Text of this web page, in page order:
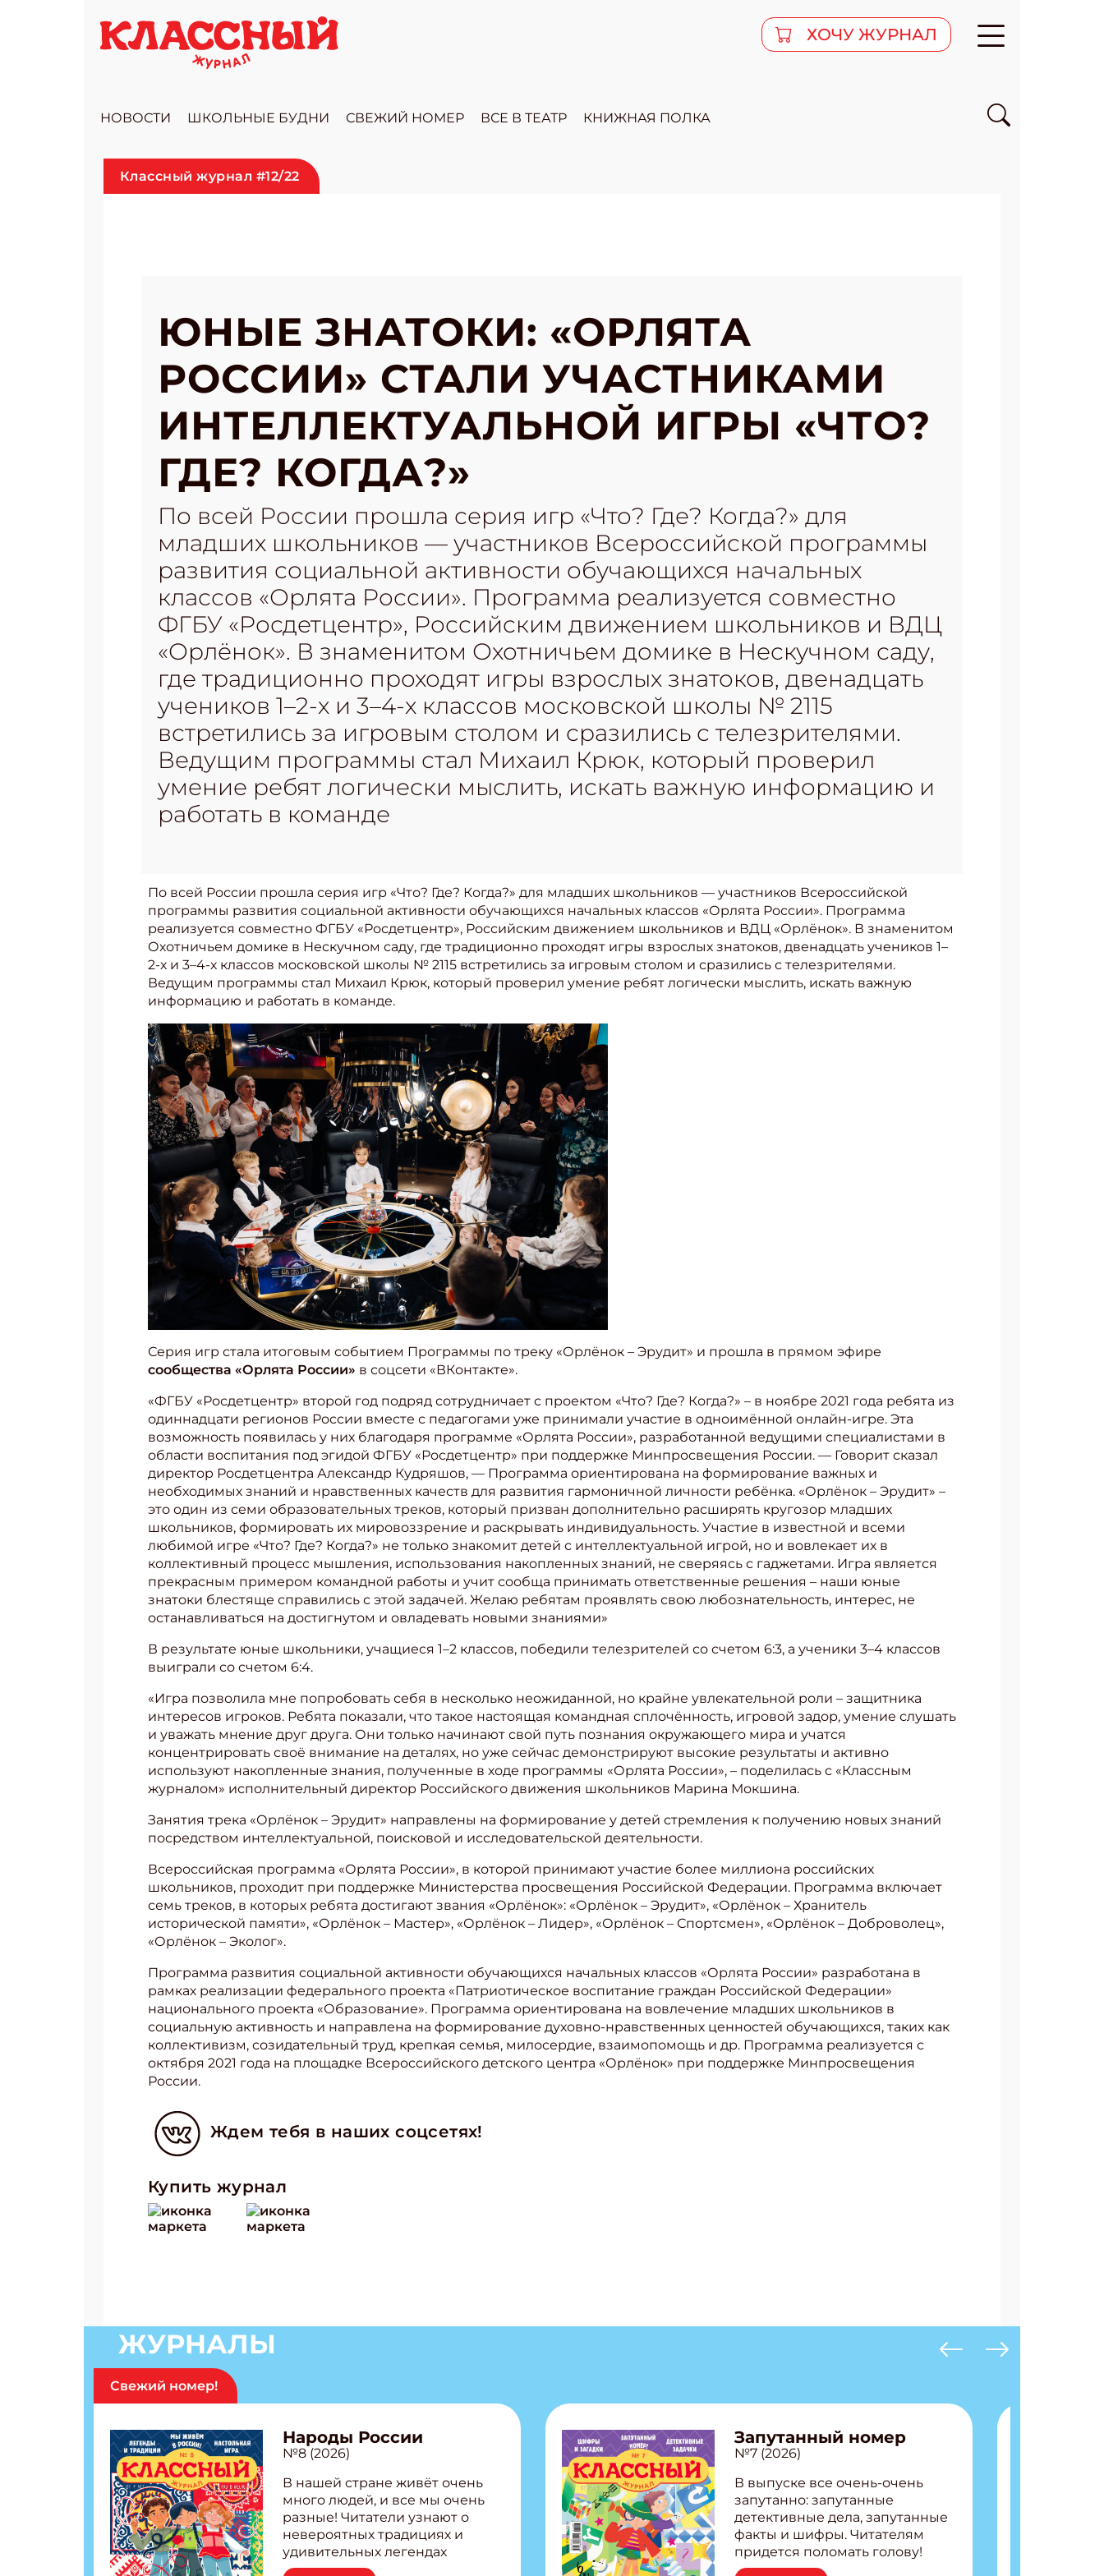
ХОЧУ ЖУРНАЛ
НОВОСТИ ШКОЛЬНЫЕ БУДНИ СВЕЖИЙ НОМЕР ВСЕ В ТЕАТР КНИЖНАЯ ПОЛКА
Классный журнал #12/22
ЮНЫЕ ЗНАТОКИ: «ОРЛЯТА
РОССИИ» СТАЛИ УЧАСТНИКАМИ
ИНТЕЛЛЕКТУАЛЬНОЙ ИГРЫ «ЧТО?
ГДЕ? КОГДА?»
По всей России прошла серия игр «Что? Где? Когда?» для
младших школьников — участников Всероссийской программы
развития социальной активности обучающихся начальных
классов «Орлята России». Программа реализуется совместно
ФГБУ «Росдетцентр», Российским движением школьников и ВДЦ
«Орлёнок». В знаменитом Охотничьем домике в Нескучном саду,
где традиционно проходят игры взрослых знатоков, двенадцать
учеников 1–2-х и 3–4-х классов московской школы № 2115
встретились за игровым столом и сразились с телезрителями.
Ведущим программы стал Михаил Крюк, который проверил
умение ребят логически мыслить, искать важную информацию и
работать в команде
По всей России прошла серия игр «Что? Где? Когда?» для младших школьников — участников Всероссийской
программы развития социальной активности обучающихся начальных классов «Орлята России». Программа
реализуется совместно ФГБУ «Росдетцентр», Российским движением школьников и ВДЦ «Орлёнок». В знаменитом
Охотничьем домике в Нескучном саду, где традиционно проходят игры взрослых знатоков, двенадцать учеников 1–
2-х и 3–4-х классов московской школы № 2115 встретились за игровым столом и сразились с телезрителями.
Ведущим программы стал Михаил Крюк, который проверил умение ребят логически мыслить, искать важную
информацию и работать в команде.
Серия игр стала итоговым событием Программы по треку «Орлёнок – Эрудит» и прошла в прямом эфире
сообщества «Орлята России» в соцсети «ВКонтакте».
«ФГБУ «Росдетцентр» второй год подряд сотрудничает с проектом «Что? Где? Когда?» – в ноябре 2021 года ребята из
одиннадцати регионов России вместе с педагогами уже принимали участие в одноимённой онлайн-игре. Эта
возможность появилась у них благодаря программе «Орлята России», разработанной ведущими специалистами в
области воспитания под эгидой ФГБУ «Росдетцентр» при поддержке Минпросвещения России. — Говорит сказал
директор Росдетцентра Александр Кудряшов, — Программа ориентирована на формирование важных и
необходимых знаний и нравственных качеств для развития гармоничной личности ребёнка. «Орлёнок – Эрудит» –
это один из семи образовательных треков, который призван дополнительно расширять кругозор младших
школьников, формировать их мировоззрение и раскрывать индивидуальность. Участие в известной и всеми
любимой игре «Что? Где? Когда?» не только знакомит детей с интеллектуальной игрой, но и вовлекает их в
коллективный процесс мышления, использования накопленных знаний, не сверяясь с гаджетами. Игра является
прекрасным примером командной работы и учит сообща принимать ответственные решения – наши юные
знатоки блестяще справились с этой задачей. Желаю ребятам проявлять свою любознательность, интерес, не
останавливаться на достигнутом и овладевать новыми знаниями»
В результате юные школьники, учащиеся 1–2 классов, победили телезрителей со счетом 6:3, а ученики 3–4 классов
выиграли со счетом 6:4.
«Игра позволила мне попробовать себя в несколько неожиданной, но крайне увлекательной роли – защитника
интересов игроков. Ребята показали, что такое настоящая командная сплочённость, игровой задор, умение слушать
и уважать мнение друг друга. Они только начинают свой путь познания окружающего мира и учатся
концентрировать своё внимание на деталях, но уже сейчас демонстрируют высокие результаты и активно
используют накопленные знания, полученные в ходе программы «Орлята России», – поделилась с «Классным
журналом» исполнительный директор Российского движения школьников Марина Мокшина.
Занятия трека «Орлёнок – Эрудит» направлены на формирование у детей стремления к получению новых знаний
посредством интеллектуальной, поисковой и исследовательской деятельности.
Всероссийская программа «Орлята России», в которой принимают участие более миллиона российских
школьников, проходит при поддержке Министерства просвещения Российской Федерации. Программа включает
семь треков, в которых ребята достигают звания «Орлёнок»: «Орлёнок – Эрудит», «Орлёнок – Хранитель
исторической памяти», «Орлёнок – Мастер», «Орлёнок – Лидер», «Орлёнок – Спортсмен», «Орлёнок – Доброволец»,
«Орлёнок – Эколог».
Программа развития социальной активности обучающихся начальных классов «Орлята России» разработана в
рамках реализации федерального проекта «Патриотическое воспитание граждан Российской Федерации»
национального проекта «Образование». Программа ориентирована на вовлечение младших школьников в
социальную активность и направлена на формирование духовно-нравственных ценностей обучающихся, таких как
коллективизм, созидательный труд, крепкая семья, милосердие, взаимопомощь и др. Программа реализуется с
октября 2021 года на площадке Всероссийского детского центра «Орлёнок» при поддержке Минпросвещения
России.
Ждем тебя в наших соцсетях!
Купить журнал
ЖУРНАЛЫ
Свежий номер!
Народы России
№8 (2026)
В нашей стране живёт очень
много людей, и все мы очень
разные! Читатели узнают о
невероятных традициях и
удивительных легендах
народов России! Внутри:
Запутанный номер
№7 (2026)
В выпуске все очень-очень
запутанно: запутанные
детективные дела, запутанные
факты и шифры. Читателям
придется поломать голову!
Внутри: Шифры и